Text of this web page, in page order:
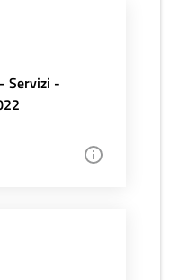
Servizi -